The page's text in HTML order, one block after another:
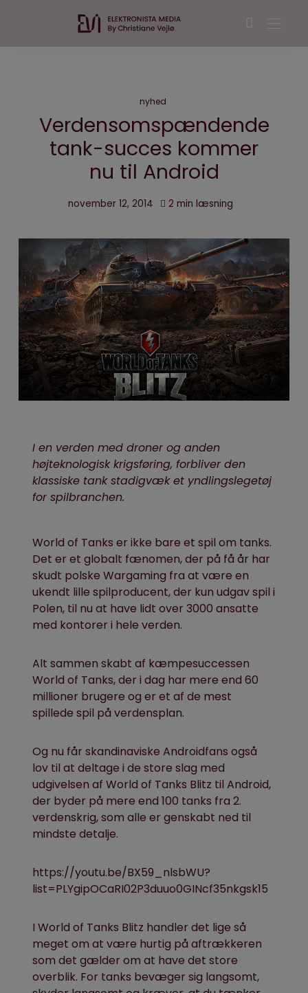
nyhed
Verdensomspændende
tank-succes kommer
nu til Android
november 12, 2014 2 min læsning
I en verden med droner og anden
højteknologisk krigsføring, forbliver den
klassiske tank stadigvæk et yndlingslegetøj
for spilbranchen.
World of Tanks er ikke bare et spil om tanks.
Det er et globalt fænomen, der på få år har
skudt polske Wargaming fra at være en
ukendt lille spilproducent, der kun udgav spil i
Polen, til nu at have lidt over 3000 ansatte
med kontorer i hele verden.
Alt sammen skabt af kæmpesuccessen
World of Tanks, der i dag har mere end 60
millioner brugere og er et af de mest
spillede spil på verdensplan.
Og nu får skandinaviske Androidfans også
lov til at deltage i de store slag med
udgivelsen af World of Tanks Blitz til Android,
der byder på mere end 100 tanks fra 2.
verdenskrig, som alle er genskabt ned til
mindste detalje.
https://youtu.be/BX59_nlsbWU?
list=PLYgipOCaRI02P3duuo0GINcf35nkgsk15
I World of Tanks Blitz handler det lige så
meget om at være hurtig på aftrækkeren
som det gælder om at have det store
overblik. For tanks bevæger sig langsomt,